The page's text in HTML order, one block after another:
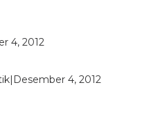
4, 2012
| Desember 4, 2012